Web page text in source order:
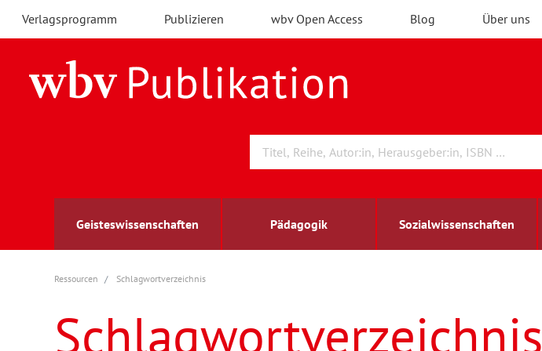
Verlagsprogramm Publizieren wbv Open Access Blog Über uns
Geisteswissenschaften Pädagogik Sozialwissenschaften
Archäologie
Berufs- und Wirtschaftspädagogik
Arbeitsmarktforschung
Außenwirtschaft
berufsbildung
Ressourcen Schlagwortverzeichnis
Schlagwortverzeichnis